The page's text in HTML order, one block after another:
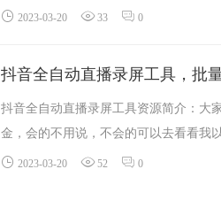
2023-03-20 33 0
抖音全自动直播录屏工具，批
抖音全自动直播录屏工具资源简介：大
金，会的不用说，不会的可以去看看我
2023-03-20 52 0